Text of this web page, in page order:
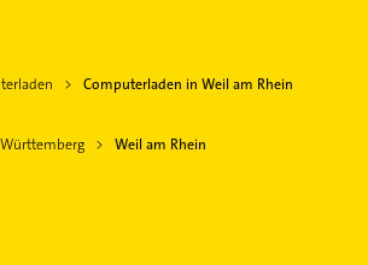
Computerladen in Weil am Rhein
Weil am Rhein